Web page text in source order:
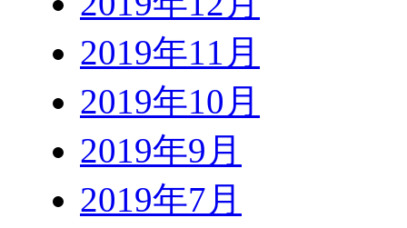
2019年11月
2019年10月
2019年9月
2019年7月